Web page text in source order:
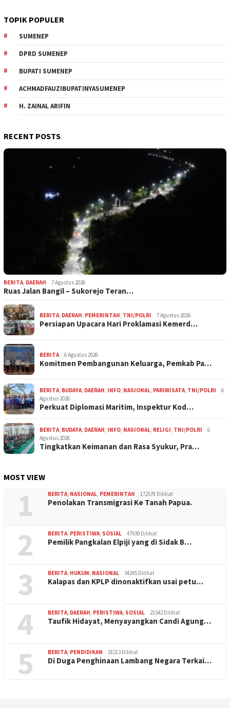
TOPIK POPULER
SUMENEP
DPRD SUMENEP
BUPATI SUMENEP
ACHMADFAUZIBUPATINYASUMENEP
H. ZAINAL ARIFIN
RECENT POSTS
BERITA, DAERAH 7 Agustus 2026
Ruas Jalan Bangil – Sukorejo Teran…
BERITA, DAERAH, PEMERINTAH, TNI/POLRI 7 Agustus 2026
Persiapan Upacara Hari Proklamasi Kemerd…
BERITA 6 Agustus 2026
Komitmen Pembangunan Keluarga, Pemkab Pa…
BERITA, BUDAYA, DAERAH, INFO, NASIONAL, PARIWISATA, TNI/POLRI
6
Agustus 2026
Perkuat Diplomasi Maritim, Inspektur Kod…
BERITA, BUDAYA, DAERAH, INFO, NASIONAL, RELIGI, TNI/POLRI
6
Agustus 2026
Tingkatkan Keimanan dan Rasa Syukur, Pra…
MOST VIEW
1 BERITA, NASIONAL, PEMERINTAH 172578 Dilihat
Penolakan Transmigrasi Ke Tanah Papua.
2 BERITA, PERISTIWA, SOSIAL 47939 Dilihat
Pemilik Pangkalan Elpiji yang di Sidak B…
3 BERITA, HUKUM, NASIONAL 34245 Dilihat
Kalapas dan KPLP dinonaktifkan usai petu…
4 BERITA, DAERAH, PERISTIWA, SOSIAL 21542 Dilihat
Taufik Hidayat, Menyayangkan Candi Agung…
5 BERITA, PENDIDIKAN 18213 Dilihat
Di Duga Penghinaan Lambang Negara Terkai…